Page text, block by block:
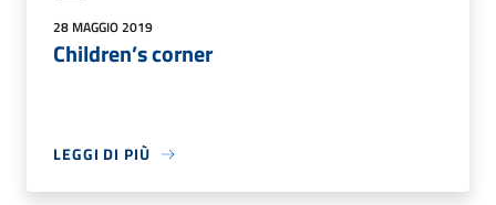
28 MAGGIO 2019
Children’s corner
LEGGI DI PIÙ